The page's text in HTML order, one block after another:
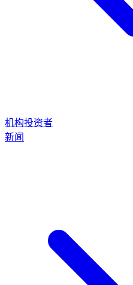
机构投资者
新闻